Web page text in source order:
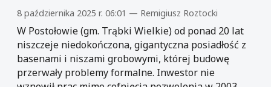
8 października 2025 r. 06:01 — Remigiusz Roztocki
W Postołowie (gm. Trąbki Wielkie) od ponad 20 lat
niszczeje niedokończona, gigantyczna posiadłość z
basenami i niszami grobowymi, której budowę
przerwały problemy formalne. Inwestor nie